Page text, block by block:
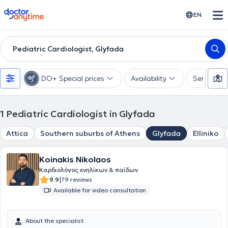
doctoranytime EN
Pediatric Cardiologist, Glyfada
DO+ Special prices Availability Services
1 Pediatric Cardiologist in Glyfada
Attica Southern suburbs of Athens Glyfada Elliniko
Koinakis Nikolaos
Καρδιολόγος ενηλίκων & παίδων
9.9|79 reviews
Available for video consultation
About the specialist